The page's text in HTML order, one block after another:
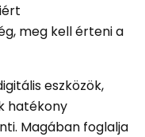
meg kell érteni a
eszközök,
hatékony
Magában foglalja